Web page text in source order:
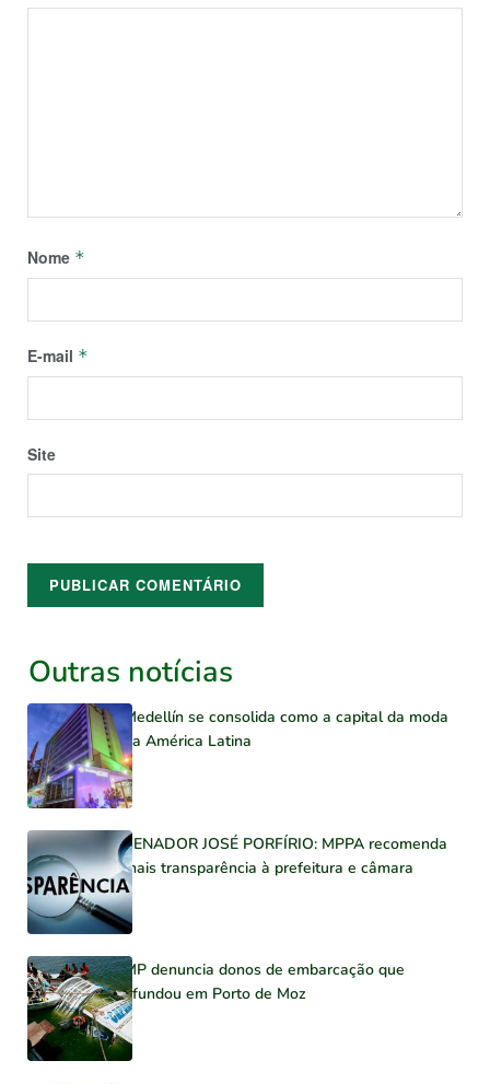
Nome *
E-mail *
Site
Outras notícias
Medellín se consolida como a capital da moda
na América Latina
SENADOR JOSÉ PORFÍRIO: MPPA recomenda
mais transparência à prefeitura e câmara
MP denuncia donos de embarcação que
afundou em Porto de Moz